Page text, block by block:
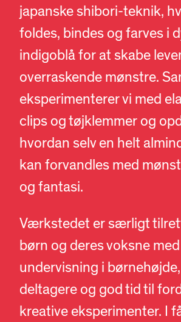
japanske shibori-teknik,
foldes, bindes og farves i
indigoblå for at skabe
overraskende mønstre.
eksperimenterer vi med
clips og tøjklemmer og
hvordan selv en helt
kan forvandles med
og fantasi.
Værkstedet er særligt
børn og deres voksne med
undervisning i
deltagere og god tid til
kreative eksperimenter. I